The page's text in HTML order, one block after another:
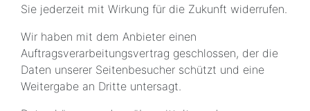
Sie jederzeit mit Wirkung für die Zukunft widerrufen.
Wir haben mit dem Anbieter einen
Auftragsverarbeitungsvertrag geschlossen, der die
Daten unserer Seitenbesucher schützt und eine
Weitergabe an Dritte untersagt.